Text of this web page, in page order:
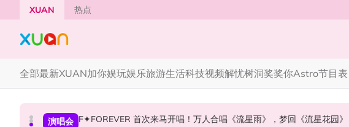
Skip to main content
XUAN 热点
全部最新XUAN加你娱玩娱乐旅游生活科技视频解忧树洞奖奖你Astro节目表
国际星闻 张员瑛频陷耍大牌争议！首度吐心声：真相终究会浮出水面！
演唱会 F✦FOREVER 首次来马开唱！万人合唱《流星雨》，梦回《流星花园》
国际星闻 CORTIS MARTIN一开口就沦陷！深情演绎JANNABI歌曲获网友狂赞！